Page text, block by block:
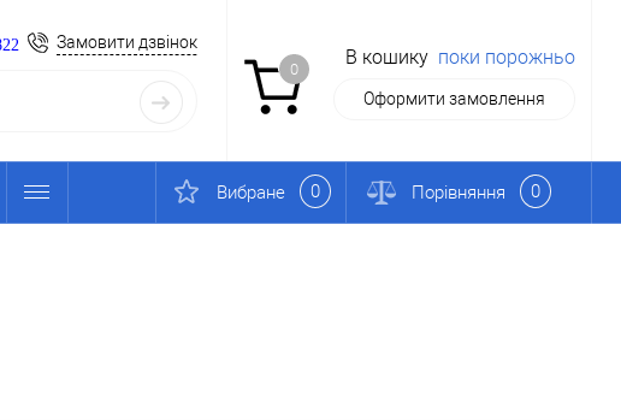
Замовити дзвінок
0
В кошику поки порожньо
Оформити замовлення
Вибране 0 Порівняння 0